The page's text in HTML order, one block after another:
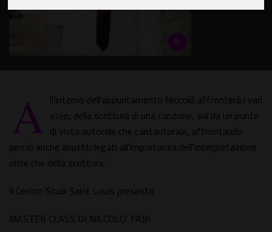
A ll'interno dell'appuntamento Niccolò affronterà i vari
step, della scrittura di una canzone, sia da un punto
di vista autorale che cantautorale, affrontando
perciò anche aspetti legati all'importanza dell'interpretazione
oltre che della scrittura.
Il Centro Studi Saint Louis presenta
MASTER CLASS DI NICCOLO’ FABI